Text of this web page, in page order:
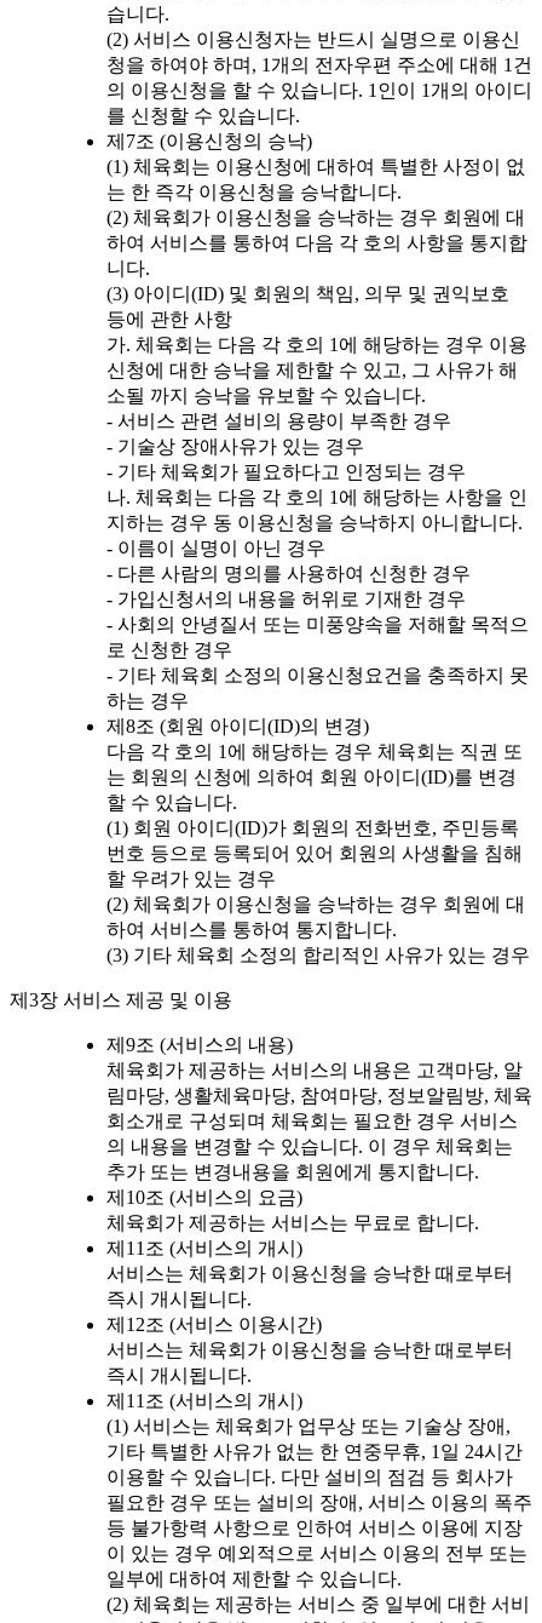
습니다.
(2) 서비스 이용신청자는 반드시 실명으로 이용신
청을 하여야 하며, 1개의 전자우편 주소에 대해 1건
의 이용신청을 할 수 있습니다. 1인이 1개의 아이디
를 신청할 수 있습니다.
제7조 (이용신청의 승낙)
(1) 체육회는 이용신청에 대하여 특별한 사정이 없
는 한 즉각 이용신청을 승낙합니다.
(2) 체육회가 이용신청을 승낙하는 경우 회원에 대
하여 서비스를 통하여 다음 각 호의 사항을 통지합
니다.
(3) 아이디(ID) 및 회원의 책임, 의무 및 권익보호
등에 관한 사항
가. 체육회는 다음 각 호의 1에 해당하는 경우 이용
신청에 대한 승낙을 제한할 수 있고, 그 사유가 해
소될 까지 승낙을 유보할 수 있습니다.
- 서비스 관련 설비의 용량이 부족한 경우
- 기술상 장애사유가 있는 경우
- 기타 체육회가 필요하다고 인정되는 경우
나. 체육회는 다음 각 호의 1에 해당하는 사항을 인
지하는 경우 동 이용신청을 승낙하지 아니합니다.
- 이름이 실명이 아닌 경우
- 다른 사람의 명의를 사용하여 신청한 경우
- 가입신청서의 내용을 허위로 기재한 경우
- 사회의 안녕질서 또는 미풍양속을 저해할 목적으
로 신청한 경우
- 기타 체육회 소정의 이용신청요건을 충족하지 못
하는 경우
제8조 (회원 아이디(ID)의 변경)
다음 각 호의 1에 해당하는 경우 체육회는 직권 또
는 회원의 신청에 의하여 회원 아이디(ID)를 변경
할 수 있습니다.
(1) 회원 아이디(ID)가 회원의 전화번호, 주민등록
번호 등으로 등록되어 있어 회원의 사생활을 침해
할 우려가 있는 경우
(2) 체육회가 이용신청을 승낙하는 경우 회원에 대
하여 서비스를 통하여 통지합니다.
(3) 기타 체육회 소정의 합리적인 사유가 있는 경우
제3장 서비스 제공 및 이용
제9조 (서비스의 내용)
체육회가 제공하는 서비스의 내용은 고객마당, 알
림마당, 생활체육마당, 참여마당, 정보알림방, 체육
회소개로 구성되며 체육회는 필요한 경우 서비스
의 내용을 변경할 수 있습니다. 이 경우 체육회는
추가 또는 변경내용을 회원에게 통지합니다.
제10조 (서비스의 요금)
체육회가 제공하는 서비스는 무료로 합니다.
제11조 (서비스의 개시)
서비스는 체육회가 이용신청을 승낙한 때로부터
즉시 개시됩니다.
제12조 (서비스 이용시간)
서비스는 체육회가 이용신청을 승낙한 때로부터
즉시 개시됩니다.
제11조 (서비스의 개시)
(1) 서비스는 체육회가 업무상 또는 기술상 장애,
기타 특별한 사유가 없는 한 연중무휴, 1일 24시간
이용할 수 있습니다. 다만 설비의 점검 등 회사가
필요한 경우 또는 설비의 장애, 서비스 이용의 폭주
등 불가항력 사항으로 인하여 서비스 이용에 지장
이 있는 경우 예외적으로 서비스 이용의 전부 또는
일부에 대하여 제한할 수 있습니다.
(2) 체육회는 제공하는 서비스 중 일부에 대한 서비